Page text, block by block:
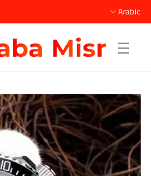
Arabic